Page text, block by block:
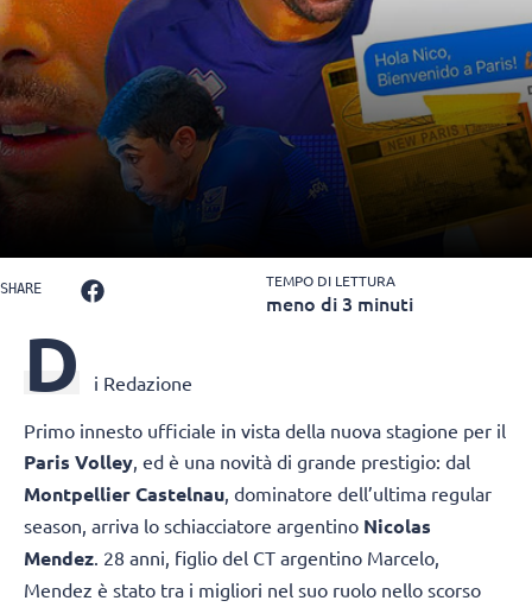
SHARE TEMPO DI LETTURA
meno di 3 minuti
D i Redazione
Primo innesto ufficiale in vista della nuova stagione per il
Paris Volley, ed è una novità di grande prestigio: dal
Montpellier Castelnau, dominatore dell’ultima regular
season, arriva lo schiacciatore argentino Nicolas
Mendez. 28 anni, figlio del CT argentino Marcelo,
Mendez è stato tra i migliori nel suo ruolo nello scorso